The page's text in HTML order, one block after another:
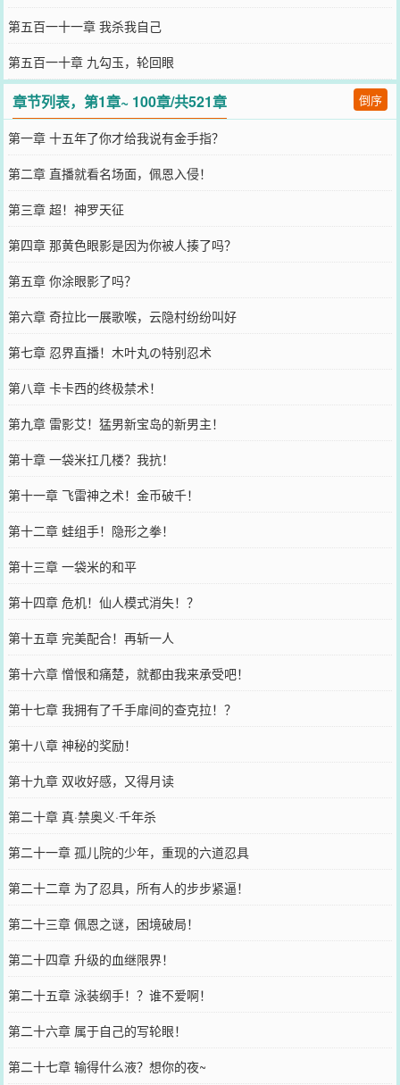
第五百一十一章 我杀我自己
第五百一十章 九勾玉，轮回眼
章节列表，第1章~ 100章/共521章 倒序
第一章 十五年了你才给我说有金手指？
第二章 直播就看名场面，佩恩入侵！
第三章 超！神罗天征
第四章 那黄色眼影是因为你被人揍了吗？
第五章 你涂眼影了吗？
第六章 奇拉比一展歌喉，云隐村纷纷叫好
第七章 忍界直播！木叶丸の特别忍术
第八章 卡卡西的终极禁术！
第九章 雷影艾！猛男新宝岛的新男主！
第十章 一袋米扛几楼？我抗！
第十一章 飞雷神之术！金币破千！
第十二章 蛙组手！隐形之拳！
第十三章 一袋米的和平
第十四章 危机！仙人模式消失！？
第十五章 完美配合！再斩一人
第十六章 憎恨和痛楚，就都由我来承受吧！
第十七章 我拥有了千手扉间的查克拉！？
第十八章 神秘的奖励！
第十九章 双收好感，又得月读
第二十章 真·禁奥义·千年杀
第二十一章 孤儿院的少年，重现的六道忍具
第二十二章 为了忍具，所有人的步步紧逼！
第二十三章 佩恩之谜，困境破局！
第二十四章 升级的血继限界！
第二十五章 泳装纲手！？谁不爱啊！
第二十六章 属于自己的写轮眼！
第二十七章 输得什么液？想你的夜~